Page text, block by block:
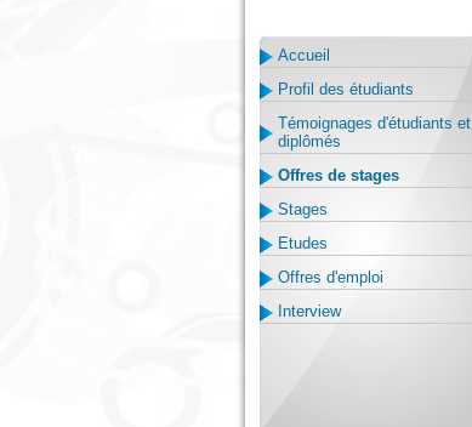
Accueil
Profil des étudiants
Témoignages d'étudiants et
diplômés
Offres de stages
Stages
Etudes
Offres d'emploi
Interview